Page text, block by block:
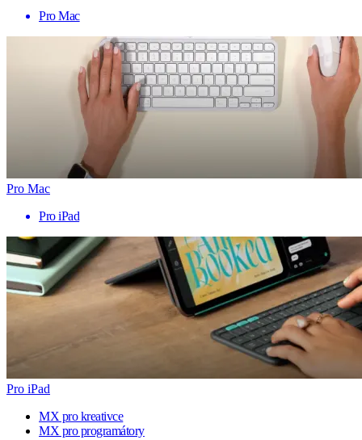
Pro Mac
Pro Mac
Pro iPad
Pro iPad
MX pro kreativce
MX pro programátory